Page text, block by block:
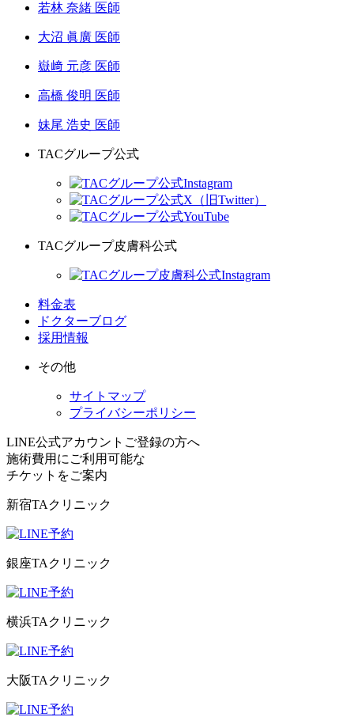
若林 奈緒 医師
大沼 眞廣 医師
嶽﨑 元彦 医師
高橋 俊明 医師
妹尾 浩史 医師
TACグループ公式
TACグループ皮膚科公式
料金表
ドクターブログ
採用情報
その他
サイトマップ
プライバシーポリシー
LINE公式アカウントご登録の方へ
施術費用にご利用可能な
チケット をご案内
新宿TAクリニック
銀座TAクリニック
横浜TAクリニック
大阪TAクリニック